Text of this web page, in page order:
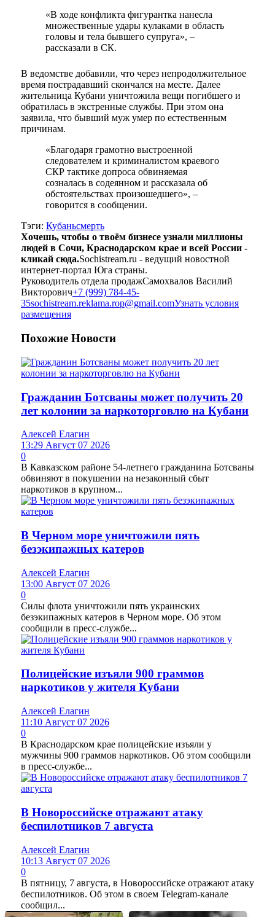
«В ходе конфликта фигурантка нанесла
множественные удары кулаками в область
головы и тела бывшего супруга», –
рассказали в СК.
В ведомстве добавили, что через непродолжительное
время пострадавший скончался на месте. Далее
жительница Кубани уничтожила вещи погибшего и
обратилась в экстренные службы. При этом она
заявила, что бывший муж умер по естественным
причинам.
«Благодаря грамотно выстроенной
следователем и криминалистом краевого
СКР тактике допроса обвиняемая
созналась в содеянном и рассказала об
обстоятельствах произошедшего», –
говорится в сообщении.
Тэги: Кубаньсмерть
Хочешь, чтобы о твоём бизнесе узнали миллионы
людей в Сочи, Краснодарском крае и всей России -
кликай сюда.Sochistream.ru - ведущий новостной
интернет-портал Юга страны.
Руководитель отдела продажСамохвалов Василий
Викторович+7 (999) 784-45-
35sochistream.reklama.rop@gmail.comУзнать условия
размещения
Похожие Новости
Гражданин Ботсваны может получить 20
лет колонии за наркоторговлю на Кубани
Алексей Елагин
13:29 Август 07 2026
0
В Кавказском районе 54-летнего гражданина Ботсваны
обвиняют в покушении на незаконный сбыт
наркотиков в крупном...
В Черном море уничтожили пять
безэкипажных катеров
Алексей Елагин
13:00 Август 07 2026
0
Силы флота уничтожили пять украинских
безэкипажных катеров в Черном море. Об этом
сообщили в пресс-службе...
Полицейские изъяли 900 граммов
наркотиков у жителя Кубани
Алексей Елагин
11:10 Август 07 2026
0
В Краснодарском крае полицейские изъяли у
мужчины 900 граммов наркотиков. Об этом сообщили
в пресс-службе...
В Новороссийске отражают атаку
беспилотников 7 августа
Алексей Елагин
10:13 Август 07 2026
0
В пятницу, 7 августа, в Новороссийске отражают атаку
беспилотников. Об этом в своем Telegram-канале
сообщил...